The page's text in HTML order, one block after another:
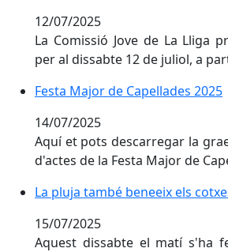
12/07/2025
La Comissió Jove de La Lliga
per al dissabte 12 de juliol, a
Festa Major de Capellades 2025
Festa Major de Capellades 2025
14/07/2025
Aquí et pots descarregar la
d'actes de la Festa Major de
La pluja també beneeix els
La pluja també beneeix els
15/07/2025
Aquest dissabte el matí s'ha